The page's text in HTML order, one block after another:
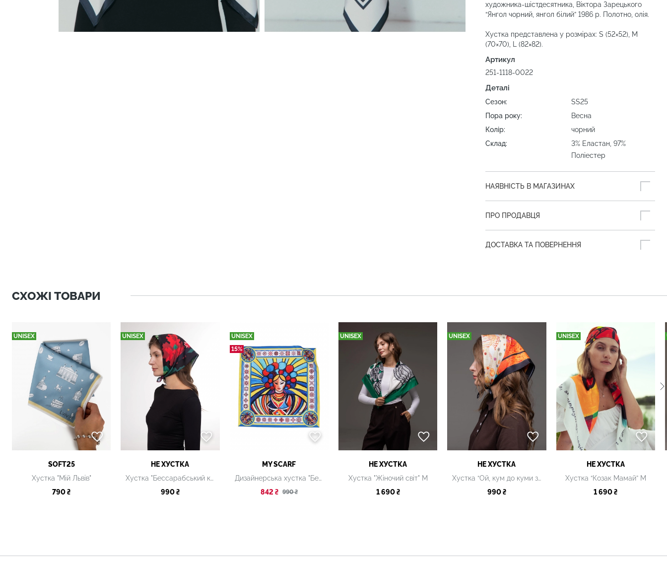
художника-шістдесятника, Віктора Зарецького
“Янгол чорний, янгол білий” 1986 р. Полотно, олія.
Хустка представлена у розмірах: S (52×52), M
(70×70), L (82×82).
Артикул
251-1118-0022
Деталі
Сезон:
SS25
Пора року:
Весна
Колір:
чорний
Склад:
3% Еластан, 97%
Поліестер
НАЯВНІСТЬ В МАГАЗИНАХ
ПРО ПРОДАВЦЯ
ДОСТАВКА ТА ПОВЕРНЕННЯ
СХОЖІ ТОВАРИ
UNISEX
SOFT25
Хустка "Мій Львів"
790 ₴
UNISEX
НЕ ХУСТКА
Хустка "Бессарабський килим" S
990 ₴
UNISEX
15%
MY SCARF
Дизайнерська хустка "Берегиня"
842 ₴ 990 ₴
UNISEX
НЕ ХУСТКА
Хустка "Жіночий світ" М
1 690 ₴
UNISEX
НЕ ХУСТКА
Хустка “Ой, кум до куми залицявся” S
990 ₴
UNISEX
НЕ ХУСТКА
Хустка “Козак Мамай” М
1 690 ₴